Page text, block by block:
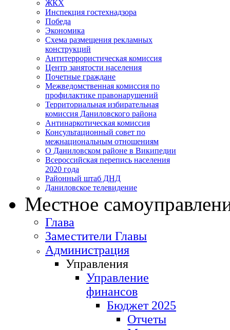
ЖКХ
Инспекция гостехнадзора
Победа
Экономика
Схема размещения рекламных
конструкций
Антитеррористическая комиссия
Центр занятости населения
Почетные граждане
Межведомственная комиссия по
профилактике правонарушений
Территориальная избирательная
комиссия Даниловского района
Антинаркотическая комиссия
Консультационный совет по
межнациональным отношениям
О Даниловском районе в Википедии
Всероссийская перепись населения
2020 года
Районный штаб ДНД
Даниловское телевидение
Местное
Глава
Заместители Главы
Администрация
Управления
Управление
финансов
Бюджет 2025
Отчеты